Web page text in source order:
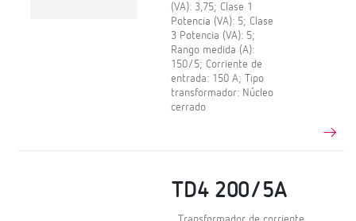
(VA): 3,75; Clase 1
Potencia (VA): 5; Clase
3 Potencia (VA): 5;
Rango medida (A):
150/5; Corriente de
entrada: 150 A; Tipo
transformador: Núcleo
cerrado
TD4 200/5A